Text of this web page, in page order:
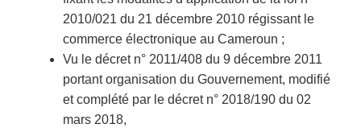
2010/021 du 21 décembre 2010 régissant le
commerce électronique au Cameroun ;
Vu le décret n° 2011/408 du 9 décembre 2011
portant organisation du Gouvernement, modifié
et complété par le décret n° 2018/190 du 02
mars 2018,